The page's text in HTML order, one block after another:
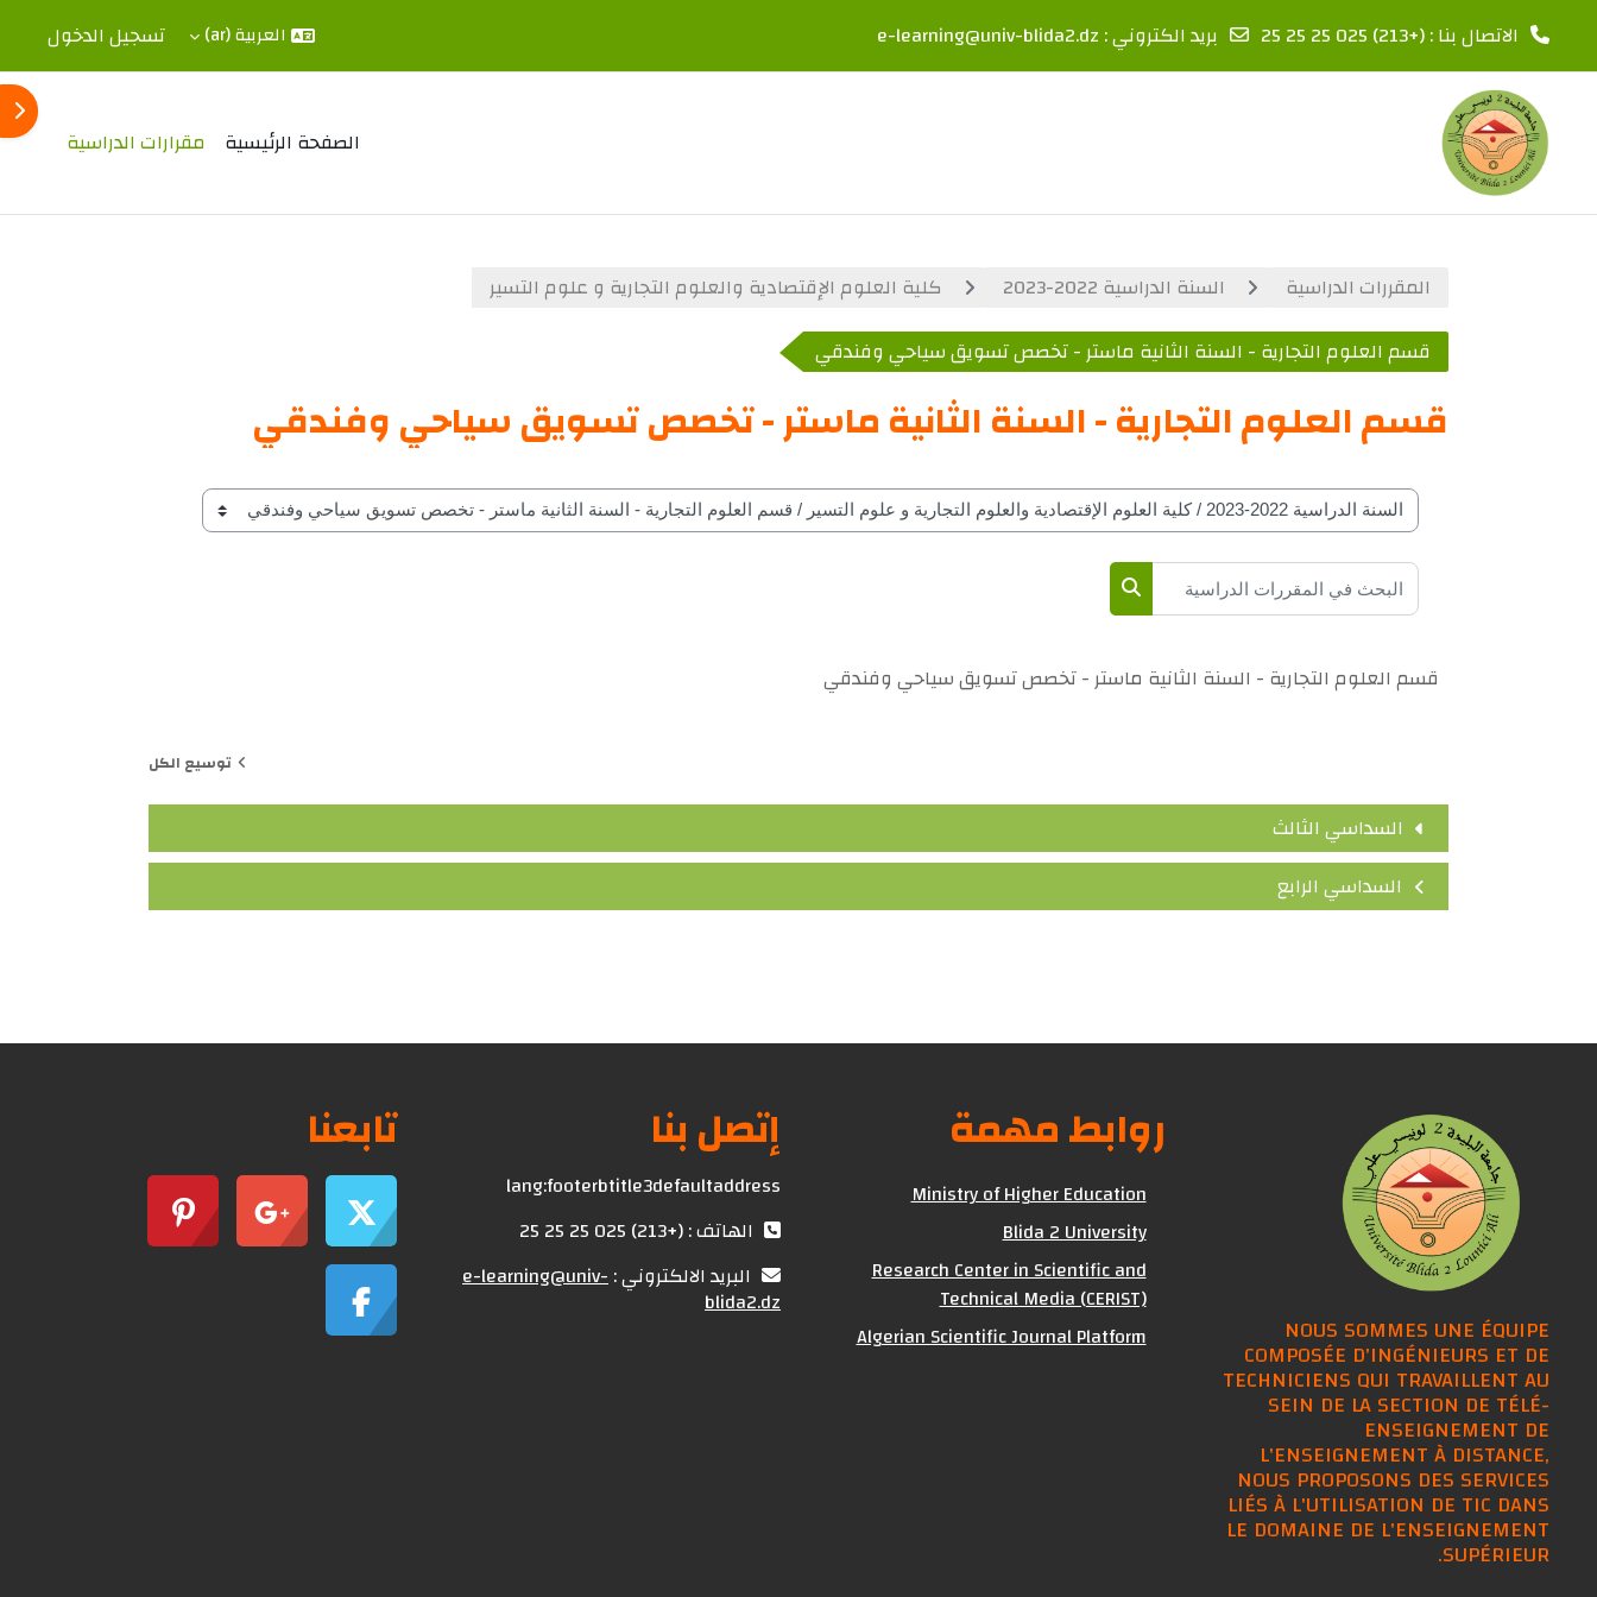
تخطى إلى المحتوى الرئيسي
الاتصال بنا : (+213) 025 25 25 25 بريد الكتروني : e-learning@univ-blida2.dz العربية ‎(ar)‎ تسجيل الدخول
الصفحة الرئيسية مقرارات الدراسية
المقررات الدراسية السنة الدراسية 2022-2023
كلية العلوم الإقتصادية والعلوم التجارية و علوم التسير
قسم العلوم التجارية - السنة الثانية ماستر - تخصص تسويق سياحي وفندقي
قسم العلوم التجارية - السنة الثانية ماستر - تخصص تسويق سياحي وفندقي
تصنيفات المقرارات حسب السنة الدراسة
البحث في المقررات الدراسية
البحث في المقررات الدراسية
قسم العلوم التجارية - السنة الثانية ماستر - تخصص تسويق سياحي وفندقي
توسيع الكل
السداسي الثالث
السداسي الرابع
NOUS SOMMES UNE ÉQUIPE
COMPOSÉE D'INGÉNIEURS ET DE
TECHNICIENS QUI TRAVAILLENT AU
SEIN DE LA SECTION DE TÉLÉ-
ENSEIGNEMENT DE
L'ENSEIGNEMENT À DISTANCE,
NOUS PROPOSONS DES SERVICES
LIÉS À L'UTILISATION DE TIC DANS
LE DOMAINE DE L'ENSEIGNEMENT
SUPÉRIEUR.
روابط مهمة
Ministry of Higher Education
Blida 2 University
Research Center in Scientific and
Technical Media (CERIST)
Algerian Scientific Journal Platform
إتصل بنا
lang:footerbtitle3defaultaddress
الهاتف : (+213) 025 25 25 25
البريد الالكتروني :e-learning@univ-
blida2.dz
تابعنا